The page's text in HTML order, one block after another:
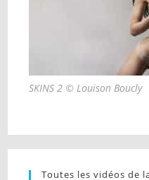
SKINS 2 © Louison Boucly
Toutes les vidéos de